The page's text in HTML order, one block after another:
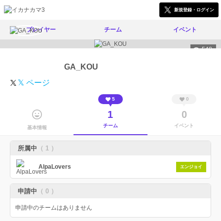
新規登録・ログイン
プレイヤー チーム イベント
548
GA_KOU
𝕏 ページ
基本情報
5
1
チーム
0
0
イベント
所属中 （ 1 ）
AlpaLovers エンジョイ
申請中 （ 0 ）
申請中のチームはありません